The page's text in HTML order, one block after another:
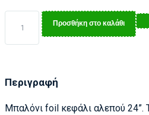
Προσθήκη στο καλάθι
Περιγραφή
Μπαλόνι foil κεφάλι αλεπού 24”.